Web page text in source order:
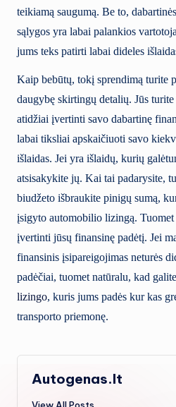
teikiamą saugumą. Be to,
sąlygos yra labai palankios
jums teks patirti labai dideles
Kaip bebūtų, tokį sprendimą turite
daugybę skirtingų detalių. Jūs
atidžiai įvertinti savo dabartinę
labai tiksliai apskaičiuoti savo
išlaidas. Jei yra išlaidų, kurių
atsisakykite jų. Kai tai padarysite,
biudžeto išbraukite pinigų sumą,
įsigyto automobilio lizingą.
įvertinti jūsų finansinę padėtį. Jei
finansinis įsipareigojimas neturės
padėčiai, tuomet natūralu, kad
lizingo, kuris jums padės kur kas
transporto priemonę.
Autogenas.lt